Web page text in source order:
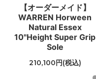
【オーダーメイド】
WARREN Horween
Natural Essex
10"Height Super Grip
Sole
210,100円(税込)